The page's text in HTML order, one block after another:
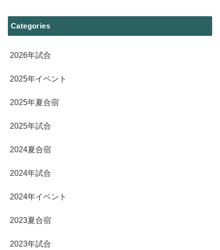
Categories
2026年試合
2025年イベント
2025年夏合宿
2025年試合
2024夏合宿
2024年試合
2024年イベント
2023夏合宿
2023年試合